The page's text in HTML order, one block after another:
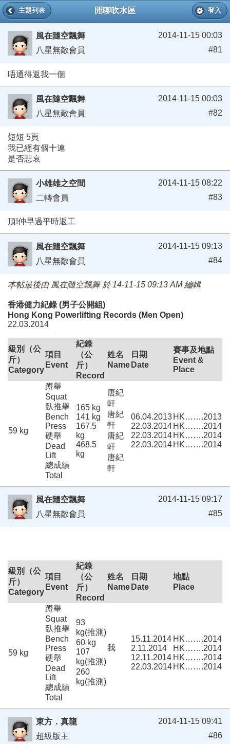
閒聊吹水區
主題列表 登入
風在隨空飄舞
八星無敵會員
2014-11-15 00:03
#81
唔通得返我一個
風在隨空飄舞
八星無敵會員
2014-11-15 00:03
#82
短短 5頁
我已經有個十連
是否悲哀
小雄雄之空間
二轉會員
2014-11-15 08:22
#83
頂!仲早過平時返工
風在隨空飄舞
八星無敵會員
2014-11-15 09:13
#84
本帖最後由 風在隨空飄舞 於 14-11-15 09:13 AM 編輯
香港健力紀錄 (男子公開組)
Hong Kong Powerlifting Records (Men Open)
22.03.2014
級別（公
斤）
Category
項目
Event
紀錄
（公
斤）
Record
姓名
Name
日期
Date
賽事及地點
Event &
Place
59 kg
蹲舉
Squat
臥推舉
Bench
Press
硬舉
Dead
Lift
總成績
Total
165 kg
141 kg
167.5
kg
468.5
kg
唐紀
軒
唐紀
軒
唐紀
軒
唐紀
軒
06.04.2013
22.03.2014
22.03.2014
22.03.2014
HK…….2013
HK…….2014
HK…….2014
HK…….2014
風在隨空飄舞
八星無敵會員
2014-11-15 09:17
#85
級別（公
斤）
Category
項目
Event
紀錄
（公
斤）
Record
姓名
Name
日期
Date
地點
Place
59 kg
蹲舉
Squat
臥推舉
Bench
Press
硬舉
Dead
Lift
總成績
Total
93
kg(推測)
60 kg
107
kg(推測)
260
kg(推測)
我
15.11.2014
2.11.2014
12.11.2014
22.03.2014
HK…….2014
HK…….2014
HK…….2014
HK…….2014
東方．真龍
超級版主
2014-11-15 09:41
#86